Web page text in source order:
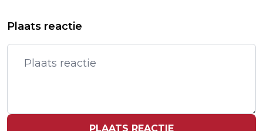
MEE AAN OPEN DAG OM VEILIGHEID
NATUURORGANISATIES: PLAN 2050
GEEFT NATUUR TE WEINIG AANDACHT
Plaats reactie
PLAATS REACTIE